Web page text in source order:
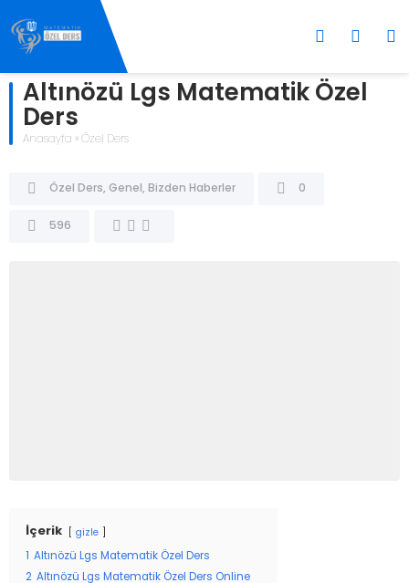
Altınözü Lgs Matematik Özel
Ders
Anasayfa » Özel Ders
Özel Ders, Genel , Bizden Haberler 0
596
İçerik gizle
Altınözü Lgs Matematik Özel Ders
2 Altınözü Lgs Matematik Özel Ders Online